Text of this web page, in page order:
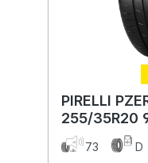
PIRELLI
255/35R20
BSW
73 D